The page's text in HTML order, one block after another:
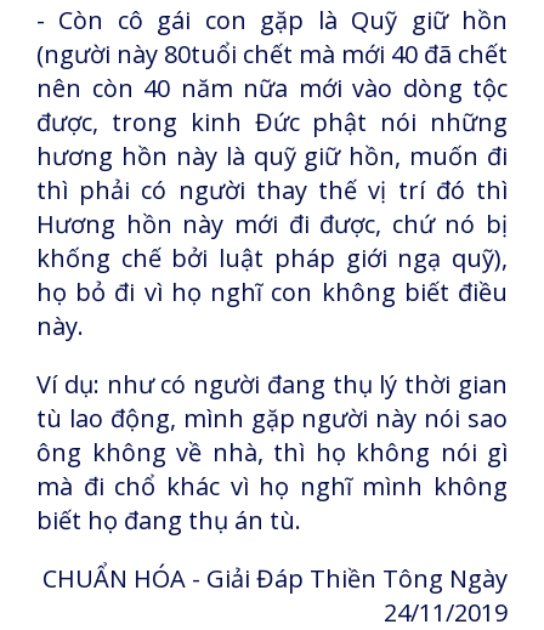
- Còn cô gái con gặp là Quỹ giữ hồn
(người này 80tuổi chết mà mới 40 đã chết
nên còn 40 năm nữa mới vào dòng tộc
được, trong kinh Đức phật nói những
hương hồn này là quỹ giữ hồn, muốn đi
thì phải có người thay thế vị trí đó thì
Hương hồn này mới đi được, chứ nó bị
khống chế bởi luật pháp giới ngạ quỹ),
họ bỏ đi vì họ nghĩ con không biết điều
này.
Ví dụ: như có người đang thụ lý thời gian
tù lao động, mình gặp người này nói sao
ông không về nhà, thì họ không nói gì
mà đi chổ khác vì họ nghĩ mình không
biết họ đang thụ án tù.
CHUẨN HÓA - Giải Đáp Thiền Tông Ngày
24/11/2019